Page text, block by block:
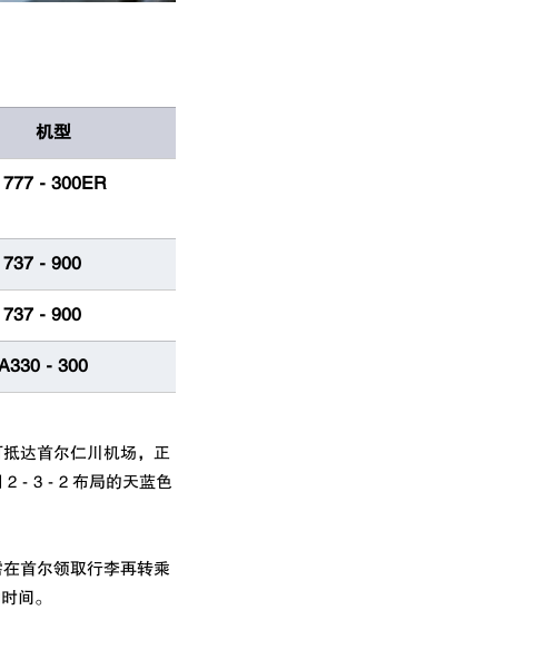
机型
777‑300ER
737‑900
737‑900
达首尔仁川机场，正
2‑3‑2 布局的天蓝色
首尔领取行李再转乘
间。